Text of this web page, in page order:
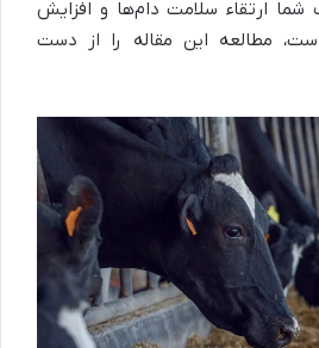
شما ارتقاء سلامت دام‌ها و افزایش
مطالعه این مقاله را از دست